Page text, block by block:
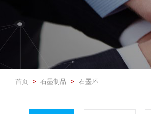
首页 > 石墨制品 > 石墨环